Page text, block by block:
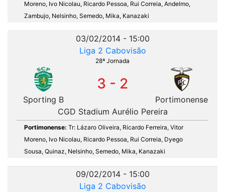
Moreno, Ivo Nicolau, Ricardo Pessoa, Rui Correia, Andelmo,
Zambujo, Nelsinho, Semedo, Mika, Kanazaki
03/02/2014 - 15:00
Liga 2 Cabovisão
28ª Jornada
Sporting B
3 - 2
Portimonense
CGD Stadium Aurélio Pereira
Portimonense: Tr: Lázaro Oliveira, Ricardo Ferreira, Vitor
Moreno, Ivo Nicolau, Ricardo Pessoa, Rui Correia, Dyego
Sousa, Quinaz, Nelsinho, Semedo, Mika, Kanazaki
09/02/2014 - 15:00
Liga 2 Cabovisão